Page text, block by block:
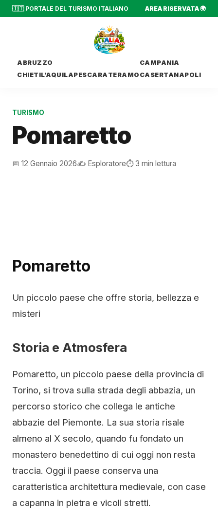
🇮🇹 PORTALE DEL TURISMO ITALIANO AREA RISERVATA 🌍
ABRUZZO
CHIETIL’AQUILAPESCARA TERAMO
CAMPANIA
CASERTANAPOLI
TURISMO
Pomaretto
📅 12 Gennaio 2026✍️ Esploratore⏱️ 3 min lettura
Pomaretto
Un piccolo paese che offre storia, bellezza e
misteri
Storia e Atmosfera
Pomaretto, un piccolo paese della provincia di
Torino, si trova sulla strada degli abbazia, un
percorso storico che collega le antiche
abbazie del Piemonte. La sua storia risale
almeno al X secolo, quando fu fondato un
monastero benedettino di cui oggi non resta
traccia. Oggi il paese conserva una
caratteristica architettura medievale, con case
a capanna in pietra e vicoli stretti.